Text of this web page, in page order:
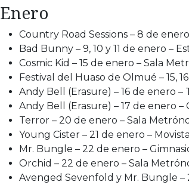
Enero
Country Road Sessions – 8 de
Bad Bunny – 9, 10 y 11 de enero –
Cosmic Kid – 15 de enero – Sala
Festival del Huaso de Olmué – 15,
Andy Bell (Erasure) – 16 de enero –
Andy Bell (Erasure) – 17 de enero
Terror – 20 de enero – Sala
Young Cister – 21 de enero –
Mr. Bungle – 22 de enero –
Orchid – 22 de enero – Sala
Avenged Sevenfold y Mr. Bungle –